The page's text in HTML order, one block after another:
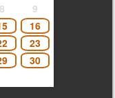
8
9
16
23
30